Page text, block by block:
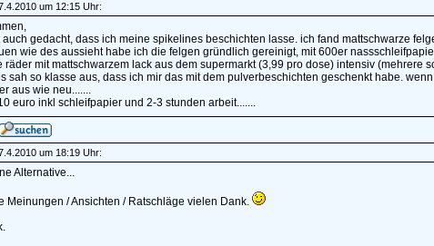
um 12:15 Uhr:
auch gedacht, dass ich meine spikelines beschichten lasse. ich fand mattschwarze
wie des aussieht habe ich die felgen gründlich gereinigt, mit 600er
räder mit mattschwarzem lack aus dem supermarkt (3,99 pro dose) intensiv (mehrere
sah so klasse aus, dass ich mir das mit dem pulverbeschichten geschenkt habe.
aus wie neu.......
euro inkl schleifpapier und 2-3 stunden arbeit.......
um 18:19 Uhr:
Alternative...
Meinungen / Ansichten / Ratschläge vielen Dank.